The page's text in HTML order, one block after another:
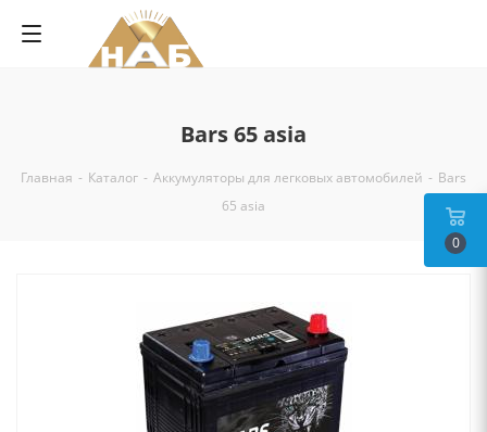
Bars 65 asia
Главная - Каталог - Аккумуляторы для легковых автомобилей - Bars
65 asia
0